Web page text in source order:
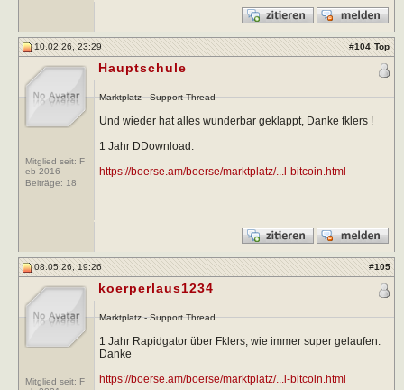
10.02.26, 23:29 #104 Top
Mitglied seit: F
eb 2016
Beiträge: 18
Hauptschule
Marktplatz - Support Thread
Und wieder hat alles wunderbar geklappt, Danke fklers !
1 Jahr DDownload.
https://boerse.am/boerse/marktplatz/...l-bitcoin.html
08.05.26, 19:26 #105
Mitglied seit: F
koerperlaus1234
Marktplatz - Support Thread
1 Jahr Rapidgator über Fklers, wie immer super gelaufen.
Danke
https://boerse.am/boerse/marktplatz/...l-bitcoin.html